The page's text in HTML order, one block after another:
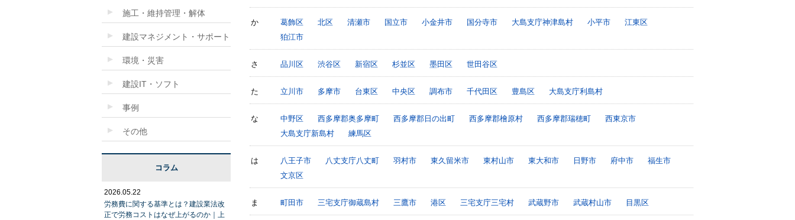
か 葛飾区 北区 清瀬市 国立市 小金井市 国分寺市 大島支庁神津島村 小平市
江東区
狛江市
さ 品川区 渋谷区 新宿区 杉並区 墨田区 世田谷区
た 立川市 多摩市 台東区 中央区 調布市 千代田区 豊島区 大島支庁利島村
な 中野区 西多摩郡奥多摩町 西多摩郡日の出町 西多摩郡檜原村 西多摩郡瑞穂町
西東京市
大島支庁新島村
練馬区
は 八王子市 八丈支庁八丈町 羽村市 東久留米市 東村山市 東大和市 日野市 府中市
福生市
文京区
ま 町田市 三宅支庁御蔵島村 三鷹市 港区 三宅支庁三宅村 武蔵野市 武蔵村山市 目黒区
施工・維持管理・解体
建設マネジメント・サポート
環境・災害
建設IT・ソフト
事例
その他
コラム
2026.05.22
労務費に関する基準とは？建設業法改
正で労務コストはなぜ上がるのか｜上